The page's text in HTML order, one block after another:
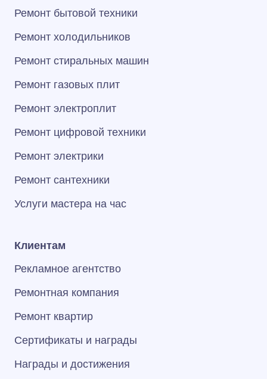
Ремонт бытовой техники
Ремонт холодильников
Ремонт стиральных машин
Ремонт газовых плит
Ремонт электроплит
Ремонт цифровой техники
Ремонт электрики
Ремонт сантехники
Услуги мастера на час
Клиентам
Рекламное агентство
Ремонтная компания
Ремонт квартир
Сертификаты и награды
Награды и достижения